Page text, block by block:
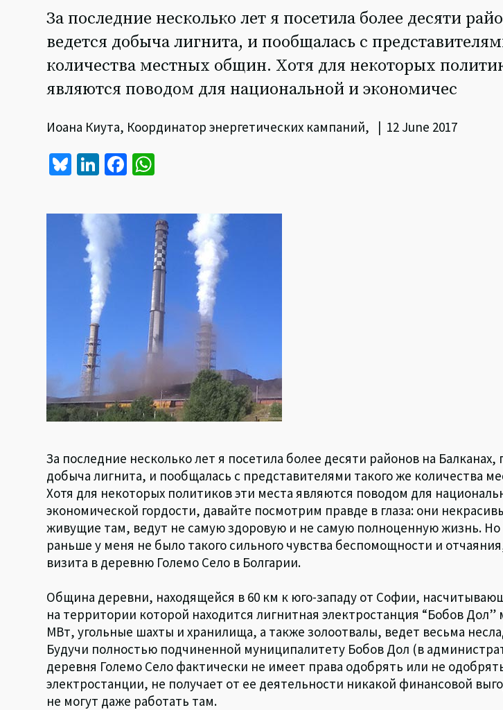
За последние несколько лет я посетила более десяти
ведется добыча лигнита, и пообщалась с
количества местных общин. Хотя для некоторых
являются поводом для национальной и экономичес
Иоана Киута, Координатор энергетических кампаний, | 12 June 2017
Bl
es
ky
Li
ke
dI
n
Fa
b at
sA
p
p
За последние несколько лет я посетила более десяти районов на Балканах,
добыча лигнита, и пообщалась с представителями такого же количества
Хотя для некоторых политиков эти места являются поводом для
экономической гордости, давайте посмотрим правде в глаза: они
живущие там, ведут не самую здоровую и не самую полноценную жизнь. Но
раньше у меня не было такого сильного чувства беспомощности и
визита в деревню Големо Село в Болгарии.
Община деревни, находящейся в 60 км к юго-западу от Софии,
на территории которой находится лигнитная электростанция “Бобов
МВт, угольные шахты и хранилища, а также золоотвалы, ведет весьма
Будучи полностью подчиненной муниципалитету Бобов Дол (в
деревня Големо Село фактически не имеет права одобрять или не
электростанции, не получает от ее деятельности никакой финансовой
не могут даже работать там.